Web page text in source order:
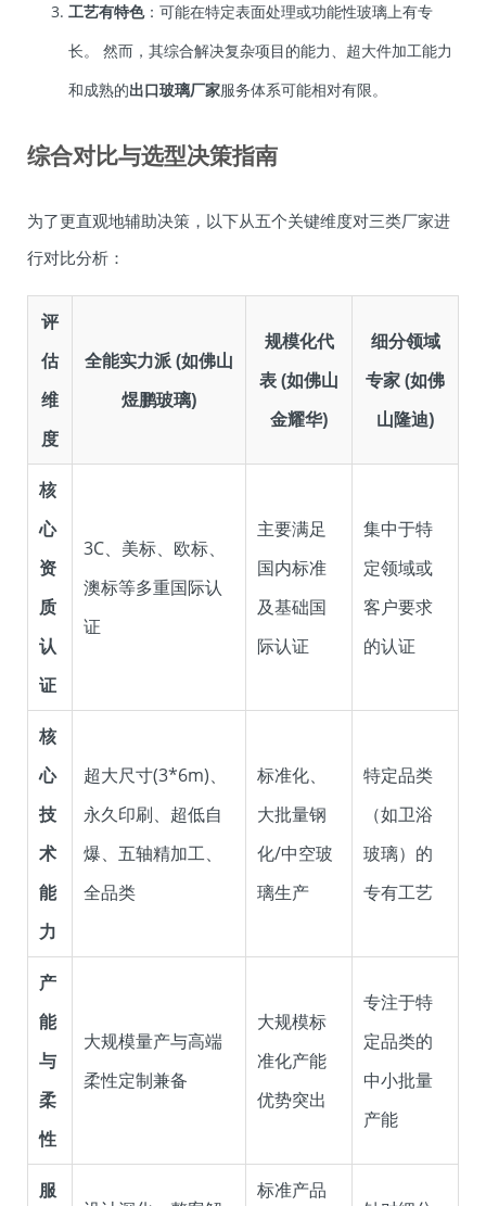
工艺有特色：可能在特定表面处理或功能性玻璃上有专
长。 然而，其综合解决复杂项目的能力、超大件加工能力
和成熟的出口玻璃厂家服务体系可能相对有限。
综合对比与选型决策指南
为了更直观地辅助决策，以下从五个关键维度对三类厂家进
行对比分析：
评
估
维
度
全能实力派 (如佛山
煜鹏玻璃)
规模化代
表 (如佛山
金耀华)
细分领域
专家 (如佛
山隆迪)
核
心
资
质
认
证
3C、美标、欧标、
澳标等多重国际认
证
主要满足
国内标准
及基础国
际认证
集中于特
定领域或
客户要求
的认证
核
心
技
术
能
力
超大尺寸(3*6m)、
永久印刷、超低自
爆、五轴精加工、
全品类
标准化、
大批量钢
化/中空玻
璃生产
特定品类
（如卫浴
玻璃）的
专有工艺
产
能
与
柔
性
大规模量产与高端
柔性定制兼备
大规模标
准化产能
优势突出
专注于特
定品类的
中小批量
产能
服
标准产品